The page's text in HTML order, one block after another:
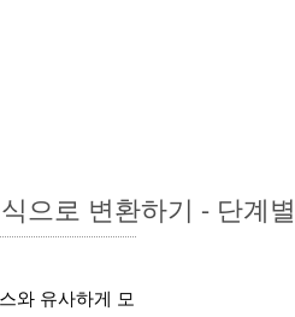
으로 변환하기 - 단계
와 유사하게 모